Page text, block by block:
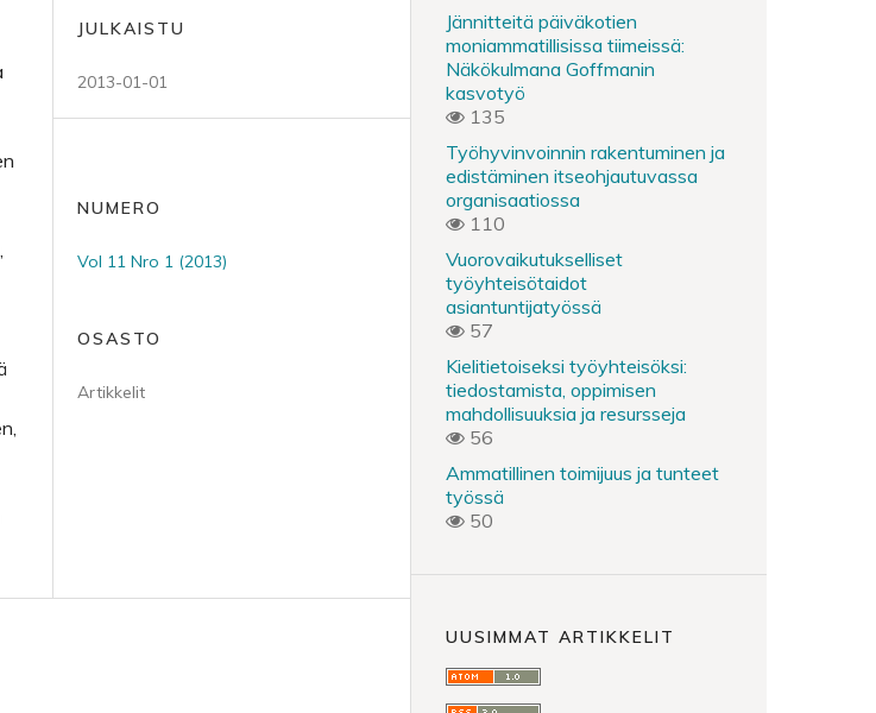
JULKAISTU
2013-01-01
NUMERO
Vol 11 Nro 1 (2013)
OSASTO
Artikkelit
Jännitteitä päiväkotien
moniammatillisissa tiimeissä:
Näkökulmana Goffmanin
kasvotyö
135
Työhyvinvoinnin rakentuminen ja
edistäminen itseohjautuvassa
organisaatiossa
110
Vuorovaikutukselliset
työyhteisötaidot
asiantuntijatyössä
57
Kielitietoiseksi työyhteisöksi:
tiedostamista, oppimisen
mahdollisuuksia ja resursseja
56
Ammatillinen toimijuus ja tunteet
työssä
50
UUSIMMAT ARTIKKELIT